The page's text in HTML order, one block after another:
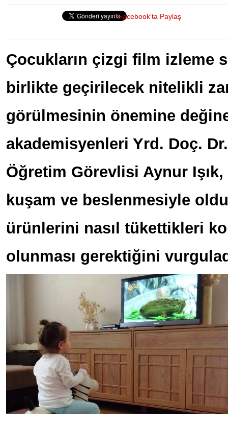
Facebook'ta Paylaş
Çocukların çizgi film izleme
birlikte geçirilecek nitelikli
görülmesinin önemine
akademisyenleri Yrd. Doç.
Öğretim Görevlisi Aynur
kuşam ve beslenmesiyle
ürünlerini nasıl tükettikleri
olunması gerektiğini